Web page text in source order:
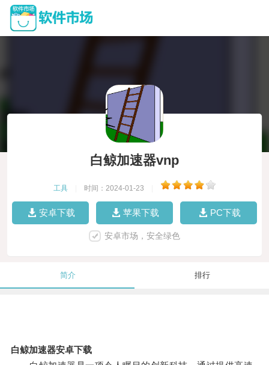
白鲸加速器vnp
工具 时间：2024-01-23
安卓下载 苹果下载 PC下载
安卓市场，安全绿色
简介 排行
白鲸加速器安卓下载